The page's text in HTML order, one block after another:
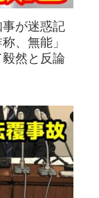
事が迷惑記
、無能」
然と反論